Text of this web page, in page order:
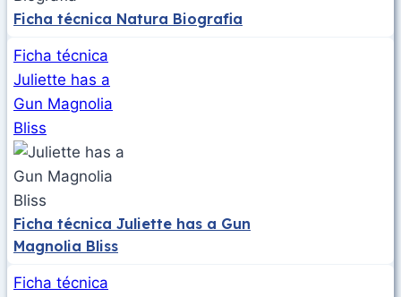
Ficha técnica Natura Biografia
Ficha técnica
Juliette has a
Gun Magnolia
Bliss
Ficha técnica Juliette has a Gun
Magnolia Bliss
Ficha técnica